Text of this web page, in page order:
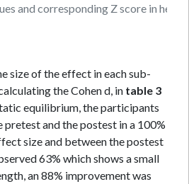
​​and corresponding Z score in health
size of the effect in each sub-
the Cohen d, in table 3
equilibrium, the participants
and the postest in a 100%
size and between the postest
63% which shows a small
an 88% improvement was